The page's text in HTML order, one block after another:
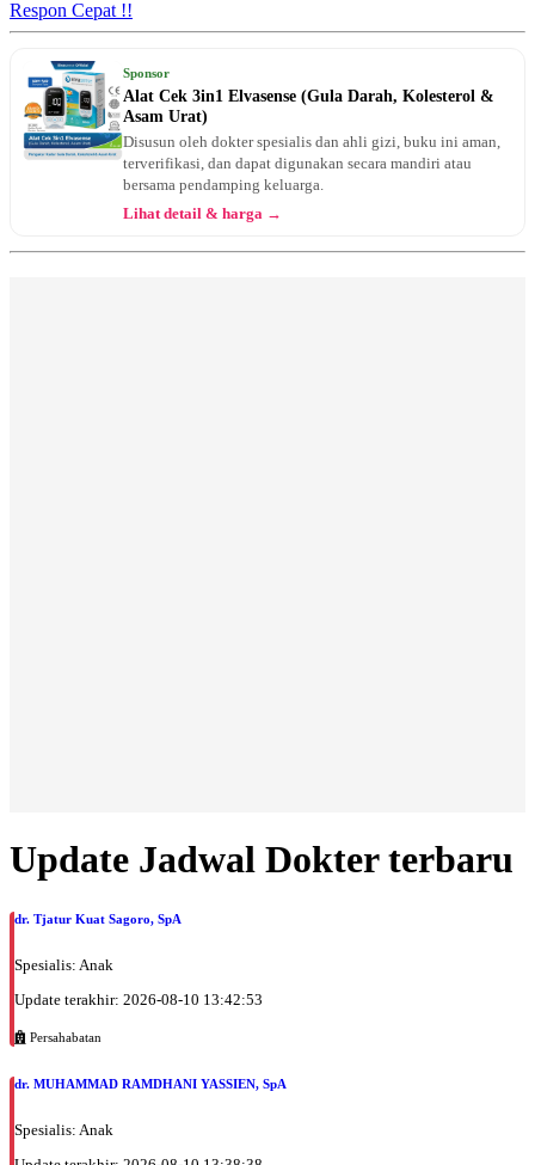
Kamis, 27/08/2026
Jam 16:00 - 17:00
Sabtu, 29/08/2026
Jam 10:00 - 11:00
Senin, 31/08/2026
Jam 16:00 - 18:00
Rabu, 02/09/2026
Respon Cepat !!
Sponsor
Alat Cek 3in1 Elvasense (Gula Darah, Kolesterol &
Asam Urat)
Disusun oleh dokter spesialis dan ahli gizi, buku ini aman,
terverifikasi, dan dapat digunakan secara mandiri atau
bersama pendamping keluarga.
Lihat detail & harga →
Update Jadwal Dokter terbaru
dr. Tjatur Kuat Sagoro, SpA
Spesialis: Anak
Update terakhir: 2026-08-10 13:42:53
Persahabatan
dr. MUHAMMAD RAMDHANI YASSIEN, SpA
Spesialis: Anak